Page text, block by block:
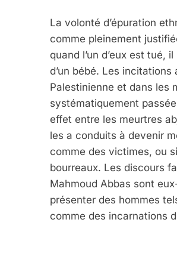
La volonté d’épuration
comme pleinement
quand l’un d’eux est tué,
d’un bébé. Les
Palestinienne et dans les
systématiquement
effet entre les meurtres
les a conduits à devenir
comme des victimes, ou
bourreaux. Les discours
Mahmoud Abbas sont
présenter des hommes
comme des incarnations